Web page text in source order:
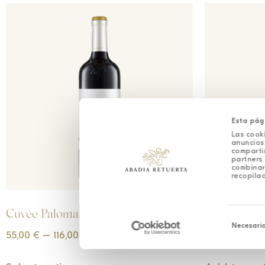
Esta
Las
partners
de
Cuvée Palomar
55,00 € – 116,00
Cuvée